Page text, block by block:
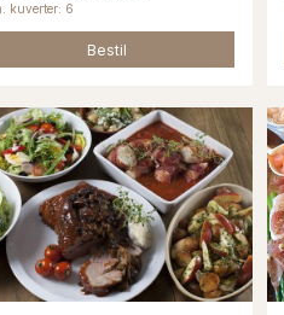
kuverter: 6
Bestil